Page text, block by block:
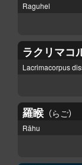
Raguhel
ラクリマコ
Lacrimacorpus
羅睺 らご
Rāhu